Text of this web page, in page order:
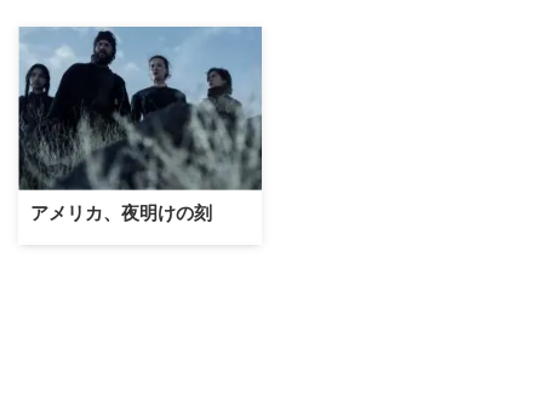
アメリカ、夜明けの刻